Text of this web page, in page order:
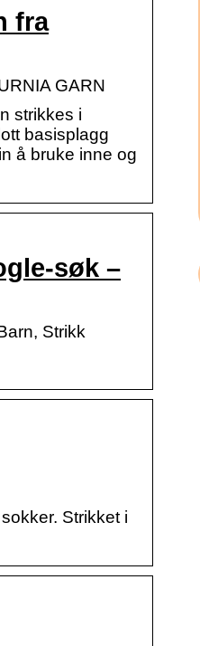
fra
GARN
strikkes i
basisplagg
å bruke inne og
søk –
Strikk
Strikket i